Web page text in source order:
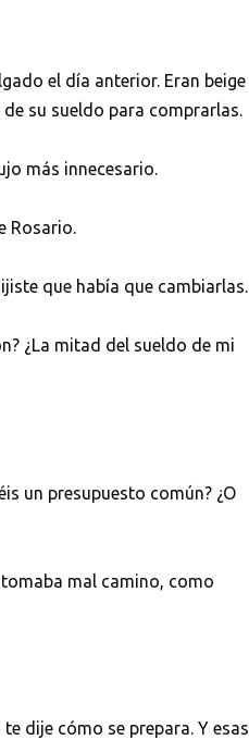
el día anterior. Eran beige
su sueldo para comprarlas.
más innecesario.
Rosario.
que había que cambiarlas.
¿La mitad del sueldo de mi
un presupuesto común? ¿O
mal camino, como
dije cómo se prepara. Y esas